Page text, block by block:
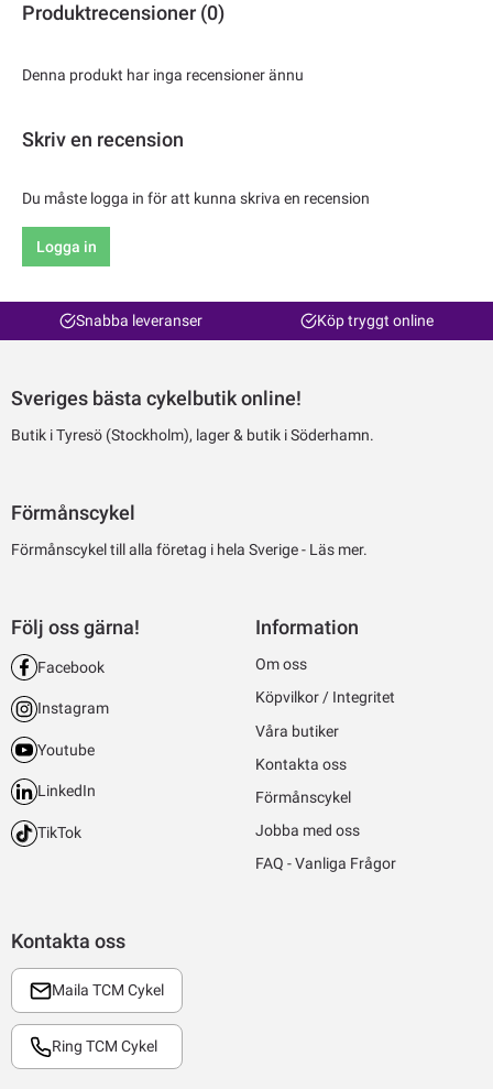
Produktrecensioner (0)
Denna produkt har inga recensioner ännu
Skriv en recension
Du måste logga in för att kunna skriva en recension
Logga in
Snabba leveranser Köp tryggt online
Sveriges bästa cykelbutik online!
Butik i Tyresö (Stockholm), lager & butik i Söderhamn.
Förmånscykel
Förmånscykel till alla företag i hela Sverige - Läs mer.
Kontakta oss
Maila TCM Cykel
Ring TCM Cykel
Följ oss gärna!
Facebook
Instagram
Youtube
LinkedIn
TikTok
Information
Om oss
Köpvilkor / Integritet
Våra butiker
Kontakta oss
Förmånscykel
Jobba med oss
FAQ - Vanliga Frågor